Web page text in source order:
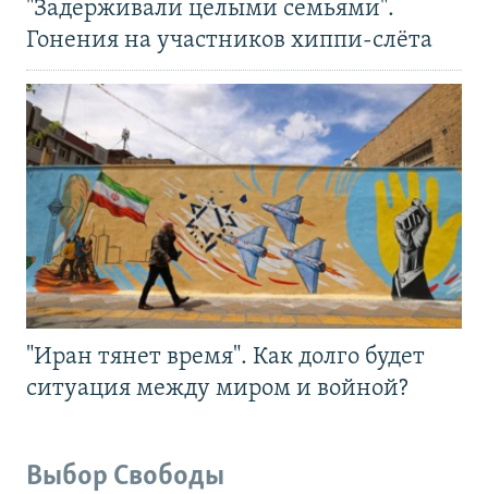
"Задерживали целыми семьями".
Гонения на участников хиппи-слёта
"Иран тянет время". Как долго будет
ситуация между миром и войной?
Выбор Свободы